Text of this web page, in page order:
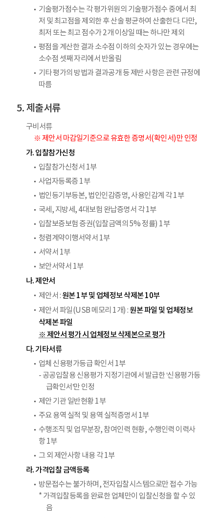
기술평가점수는 각 평가위원의 기술평가점수 중에서 최
저 및 최고점을 제외한 후 산술 평균하여 산출한다. 다만,
최저 또는 최고 점수가 2개 이상일 때는 하나만 제외
평점을 계산한 결과 소수점 이하의 숫자가 있는 경우에는
소수점 셋째 자리에서 반올림
기타 평가의 방법과 결과공개 등 제반 사항은 관련 규정에
따름
제출서류
구비서류
※ 제안서 마감일기준으로 유효한 증명서(확인서)만 인정
가. 입찰참가신청
입찰참가신청서 1부
사업자등록증 1부
법인등기부등본, 법인인감증명, 사용인감계 각 1부
국세, 지방세, 4대보험 완납증명서 각 1부
입찰보증보험 증권(입찰금액의 5% 정률) 1부
청렴계약이행서약서 1부
서약서 1부
보안서약서 1부
나. 제안서
제안서 : 원본 1부 및 업체정보 삭제본 10부
제안서 파일(USB 메모리 1개) : 원본 파일 및 업체정보
삭제본 파일
※ 제안서 평가 시 업체정보 삭제본으로 평가
다. 기타서류
업체 신용평가등급 확인서 1부
- 공공입찰용 신용평가 지정기관에서 발급한 ‘신용평가등
급확인서’만 인정
제안 기관 일반현황 1부
주요 용역 실적 및 용역 실적증명서 1부
수행조직 및 업무분장, 참여인력 현황, 수행인력 이력사
항 1부
그 외 제안사항 내용 각 1부
라. 가격입찰 금액등록
방문접수는 불가하며, 전자입찰시스템으로만 접수 가능
* 가격입찰등록을 완료한 업체만이 입찰신청을 할 수 있
음